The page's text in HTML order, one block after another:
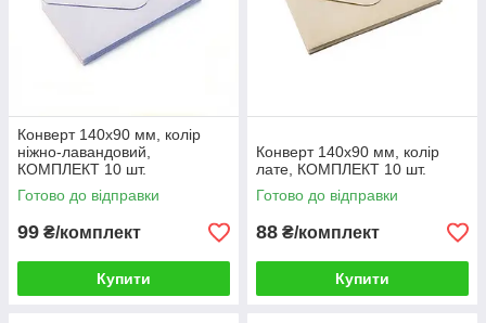
Конверт 140x90 мм, колір
ніжно-лавандовий,
КОМПЛЕКТ 10 шт.
Готово до відправки
99 ₴/комплект
Купити
Конверт 140x90 мм, колір
лате, КОМПЛЕКТ 10 шт.
Готово до відправки
88 ₴/комплект
Купити